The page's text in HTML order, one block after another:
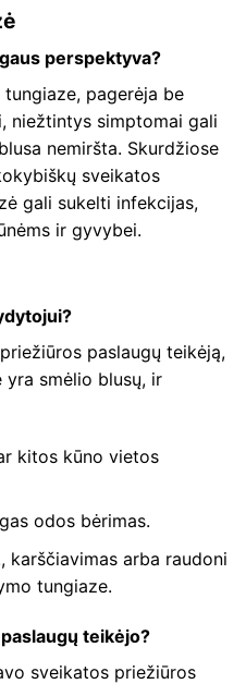
perspektyva?
pagerėja be
niežtintys simptomai gali
nemiršta. Skurdžiose
sveikatos
gali sukelti infekcijas,
ir gyvybei.
paslaugų teikėją,
smėlio blusų, ir
kitos kūno vietos
odos bėrimas.
karščiavimas arba raudoni
tungiaze.
teikėjo?
sveikatos priežiūros